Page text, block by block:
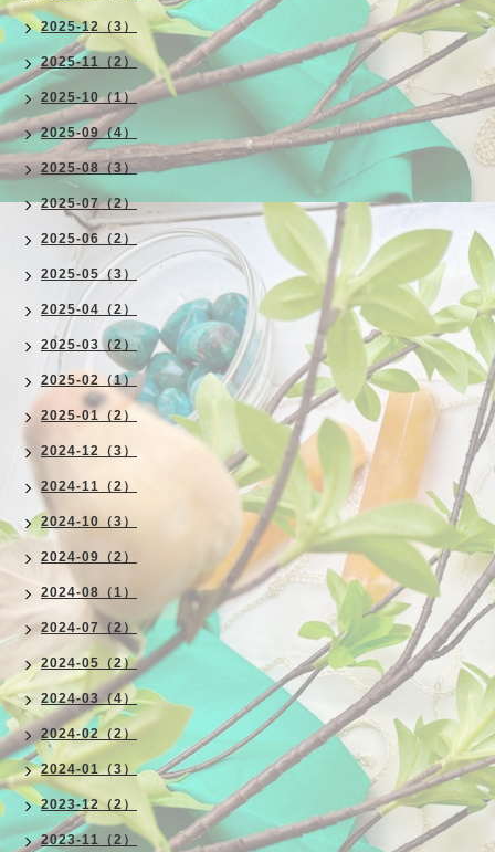
2025-12（3）
2025-11（2）
2025-10（1）
2025-09（4）
2025-08（3）
2025-07（2）
2025-06（2）
2025-05（3）
2025-04（2）
2025-03（2）
2025-02（1）
2025-01（2）
2024-12（3）
2024-11（2）
2024-10（3）
2024-09（2）
2024-08（1）
2024-07（2）
2024-05（2）
2024-03（4）
2024-02（2）
2024-01（3）
2023-12（2）
2023-11（2）